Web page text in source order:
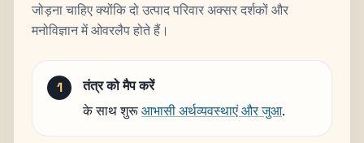
जोड़ना चाहिए क्योंकि दो उत्पाद परिवार अक्सर दर्शकों और
मनोविज्ञान में ओवरलैप होते हैं।
तंत्र को मैप करें
के साथ शुरूआभासी अर्थव्यवस्थाएं और जुआ.